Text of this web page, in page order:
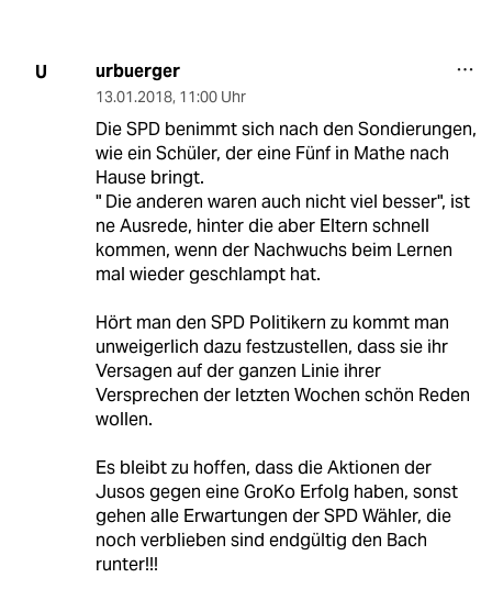
U urbuerger
13.01.2018, 11:00 Uhr
Die SPD benimmt sich nach den Sondierungen,
wie ein Schüler, der eine Fünf in Mathe nach
Hause bringt.
" Die anderen waren auch nicht viel besser", ist
ne Ausrede, hinter die aber Eltern schnell
kommen, wenn der Nachwuchs beim Lernen
mal wieder geschlampt hat.
Hört man den SPD Politikern zu kommt man
unweigerlich dazu festzustellen, dass sie ihr
Versagen auf der ganzen Linie ihrer
Versprechen der letzten Wochen schön Reden
wollen.
Es bleibt zu hoffen, dass die Aktionen der
Jusos gegen eine GroKo Erfolg haben, sonst
gehen alle Erwartungen der SPD Wähler, die
noch verblieben sind endgültig den Bach
runter!!!